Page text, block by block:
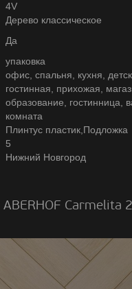
4V
Дерево классическое
Да
упаковка
офис, спальня, кухня,
гостинная, прихожая,
образование, гостинница,
комната
Плинтус пластик,Подложка
5
Нижний Новгород
Carmelita